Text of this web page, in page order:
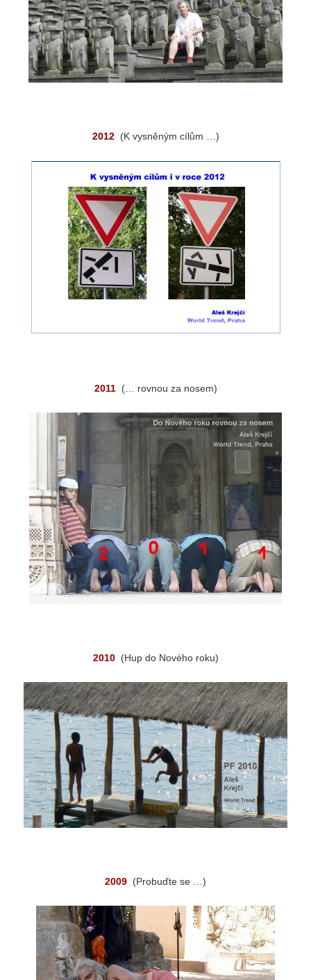
2012 (K vysněným cílům …)
2011 (… rovnou za nosem)
2010 (Hup do Nového roku)
2009 (Probuďte se …)